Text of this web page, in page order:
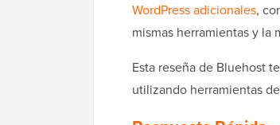
WordPress adicionales,
mismas herramientas y la
Esta reseña de Bluehost
utilizando herramientas